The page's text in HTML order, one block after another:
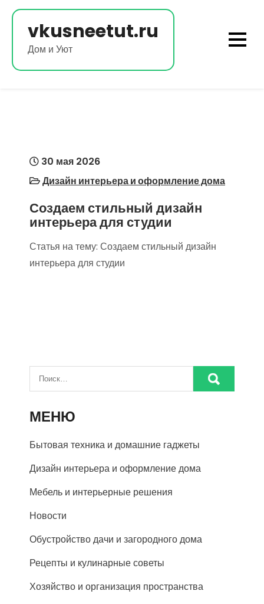
Перейти
содержимому
vkusneetut.ru
Дом и Уют
30 мая 2026
Дизайн интерьера и оформление дома
Создаем стильный дизайн
интерьера для студии
Статья на тему: Создаем стильный дизайн
интерьера для студии
МЕНЮ
Бытовая техника и домашние гаджеты
Дизайн интерьера и оформление дома
Мебель и интерьерные решения
Новости
Обустройство дачи и загородного дома
Рецепты и кулинарные советы
Хозяйство и организация пространства